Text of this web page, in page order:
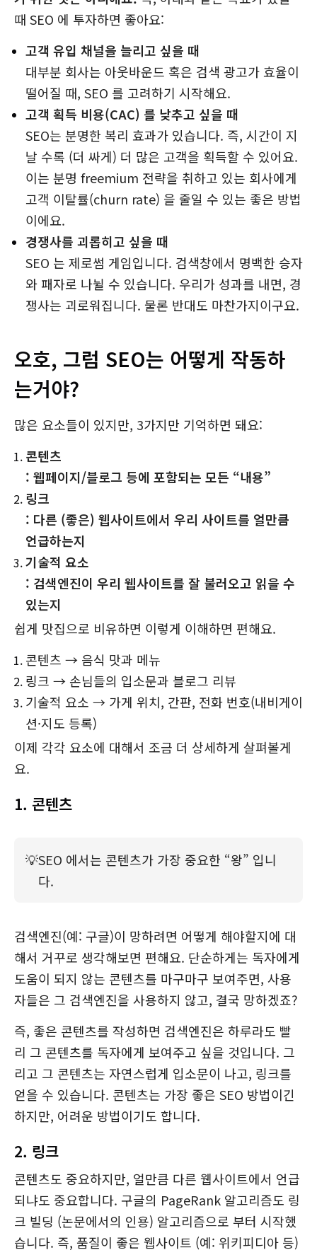
때 SEO 에 투자하면 좋아요:
고객 유입 채널을 늘리고 싶을 때
대부분 회사는 아웃바운드 혹은 검색 광고가 효율이
떨어질 때, SEO 를 고려하기 시작해요.
고객 획득 비용(CAC) 를 낮추고 싶을 때
SEO는 분명한 복리 효과가 있습니다. 즉, 시간이 지
날 수록 (더 싸게) 더 많은 고객을 획득할 수 있어요.
이는 분명 freemium 전략을 취하고 있는 회사에게
고객 이탈률(churn rate) 을 줄일 수 있는 좋은 방법
이에요.
경쟁사를 괴롭히고 싶을 때
SEO 는 제로썸 게임입니다. 검색창에서 명백한 승자
와 패자로 나뉠 수 있습니다. 우리가 성과를 내면, 경
쟁사는 괴로워집니다. 물론 반대도 마찬가지이구요.
오호, 그럼 SEO는 어떻게 작동하
는거야?
많은 요소들이 있지만, 3가지만 기억하면 돼요:
콘텐츠
: 웹페이지/블로그 등에 포함되는 모든 “내용”
링크
: 다른 (좋은) 웹사이트에서 우리 사이트를 얼만큼
언급하는지
기술적 요소
: 검색엔진이 우리 웹사이트를 잘 불러오고 읽을 수
있는지
쉽게 맛집으로 비유하면 이렇게 이해하면 편해요.
콘텐츠 → 음식 맛과 메뉴
링크 → 손님들의 입소문과 블로그 리뷰
기술적 요소 → 가게 위치, 간판, 전화 번호(내비게이
션·지도 등록)
이제 각각 요소에 대해서 조금 더 상세하게 살펴볼게
요.
1. 콘텐츠
💡SEO 에서는 콘텐츠가 가장 중요한 “왕” 입니
다.
검색엔진(예: 구글)이 망하려면 어떻게 해야할지에 대
해서 거꾸로 생각해보면 편해요. 단순하게는 독자에게
도움이 되지 않는 콘텐츠를 마구마구 보여주면, 사용
자들은 그 검색엔진을 사용하지 않고, 결국 망하겠죠?
즉, 좋은 콘텐츠를 작성하면 검색엔진은 하루라도 빨
리 그 콘텐츠를 독자에게 보여주고 싶을 것입니다. 그
리고 그 콘텐츠는 자연스럽게 입소문이 나고, 링크를
얻을 수 있습니다. 콘텐츠는 가장 좋은 SEO 방법이긴
하지만, 어려운 방법이기도 합니다.
2. 링크
콘텐츠도 중요하지만, 얼만큼 다른 웹사이트에서 언급
되냐도 중요합니다. 구글의 PageRank 알고리즘도 링
크 빌딩 (논문에서의 인용) 알고리즘으로 부터 시작했
습니다. 즉, 품질이 좋은 웹사이트 (예: 위키피디아 등)